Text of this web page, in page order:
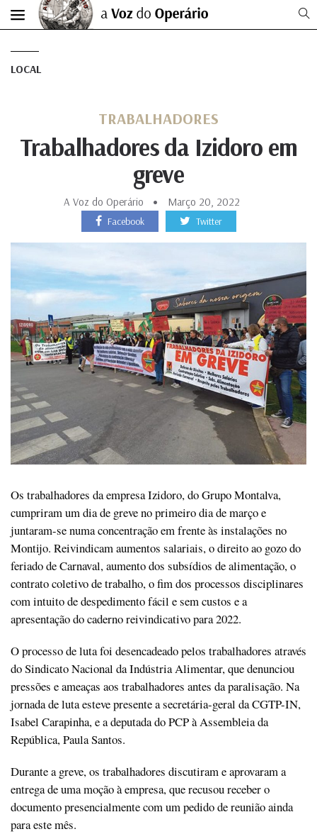
LOCAL
TRABALHADORES
Trabalhadores da Izidoro em
greve
A Voz do Operário Março 20, 2022
Facebook Twitter
Os trabalhadores da empresa Izidoro, do Grupo Montalva,
cumpriram um dia de greve no primeiro dia de março e
juntaram-se numa concentração em frente às instalações no
Montijo. Reivindicam aumentos salariais, o direito ao gozo do
feriado de Carnaval, aumento dos subsídios de alimentação, o
contrato coletivo de trabalho, o fim dos processos disciplinares
com intuito de despedimento fácil e sem custos e a
apresentação do caderno reivindicativo para 2022.
O processo de luta foi desencadeado pelos trabalhadores através
do Sindicato Nacional da Indústria Alimentar, que denunciou
pressões e ameaças aos trabalhadores antes da paralisação. Na
jornada de luta esteve presente a secretária-geral da CGTP-IN,
Isabel Carapinha, e a deputada do PCP à Assembleia da
República, Paula Santos.
Durante a greve, os trabalhadores discutiram e aprovaram a
entrega de uma moção à empresa, que recusou receber o
documento presencialmente com um pedido de reunião ainda
para este mês.